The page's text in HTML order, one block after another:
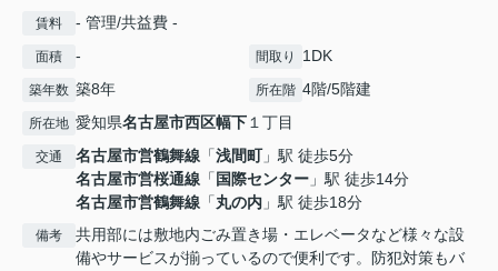
賃料 - 管理/共益費 -
面積 - 間取り 1DK
築年数 築8年 所在階 4階/5階建
所在地 愛知県名古屋市西区幅下１丁目
交通 名古屋市営鶴舞線 「浅間町」駅 徒歩5分
名古屋市営桜通線 「 国際センター 」駅 徒歩14分
名古屋市営鶴舞線 「丸の内 」駅 徒歩18分
備考
共用部には敷地内ごみ置き場・エレベータなど様々な設
備やサービスが揃っているので便利です。防犯対策もバ